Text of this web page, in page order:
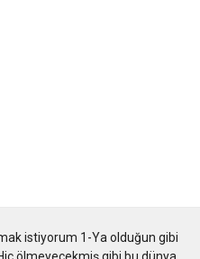
istiyorum 1-Ya olduğun gibi